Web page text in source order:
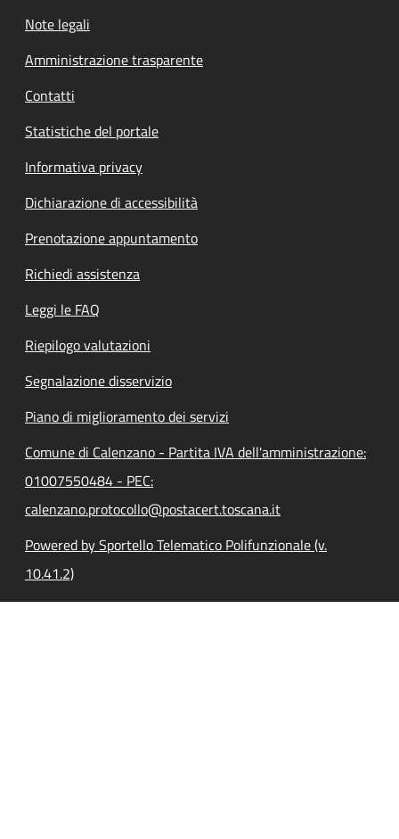
Note legali
Amministrazione trasparente
Contatti
Statistiche del portale
Informativa privacy
Dichiarazione di accessibilità
Prenotazione appuntamento
Richiedi assistenza
Leggi le FAQ
Riepilogo valutazioni
Segnalazione disservizio
Piano di miglioramento dei servizi
Comune di Calenzano - Partita IVA dell'amministrazione:
01007550484 - PEC:
calenzano.protocollo@postacert.toscana.it
Powered by Sportello Telematico Polifunzionale (v.
10.41.2)